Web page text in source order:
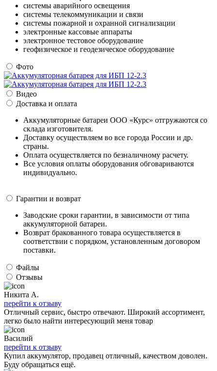
системы аварийного освещения
системы телекоммуникации и связи
системы пожарной и охранной сигнализации
электронные кассовые аппараты
электронное тестовое оборудование
геофизическое и геодезическое оборудование
Фото
Видео
Доставка и оплата
Аккумуляторные батареи ООО «Курс» отгружаются со
склада изготовителя.
Доставку осуществляем во все города России и др.
страны.
Оплата осуществляется по безналичному расчету.
Все условия оплаты оборудования обговариваются
индивидуально.
Гарантии и возврат
Заводские сроки гарантии, в зависимости от типа
аккумуляторной батареи.
Возврат бракованного товара осуществляется в
соответствии с порядком, установленным договором
поставки.
Файлы
Отзывы
Никита А.
перейти к отзыву
Отличный сервис, быстро отвечают. Широкий ассортимент,
легко было найти интересующий меня товар
Василий
перейти к отзыву
Купил аккумулятор, продавец отличный, качеством доволен.
Буду обращаться ещё.